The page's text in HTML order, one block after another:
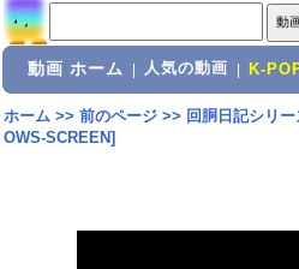
動画 ホーム 人気の動画 K-
ホーム>> 前のページ>> 回胴日記シリ
OWS-SCREEN]